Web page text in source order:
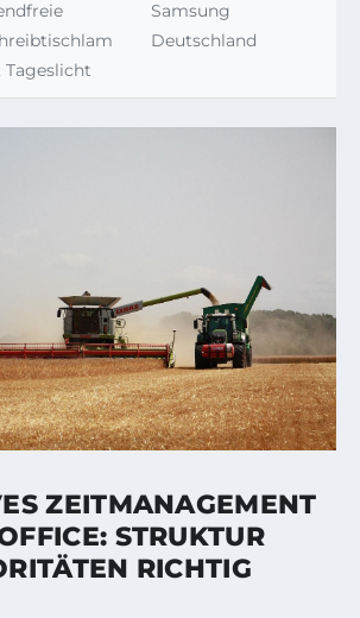
Tageslicht
Samsung
Deutschland
ZEITMANAGEMENT
STRUKTUR
RICHTIG